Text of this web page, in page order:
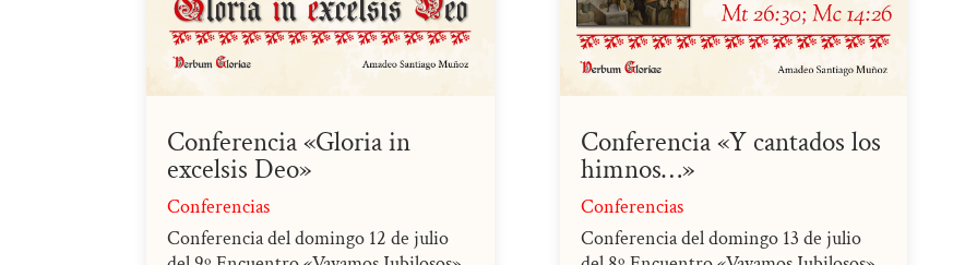
Conferencia «Gloria in
excelsis Deo»
Conferencias
Conferencia del domingo 12 de julio
Conferencia «Y cantados los
himnos…»
Conferencias
Conferencia del domingo 13 de julio